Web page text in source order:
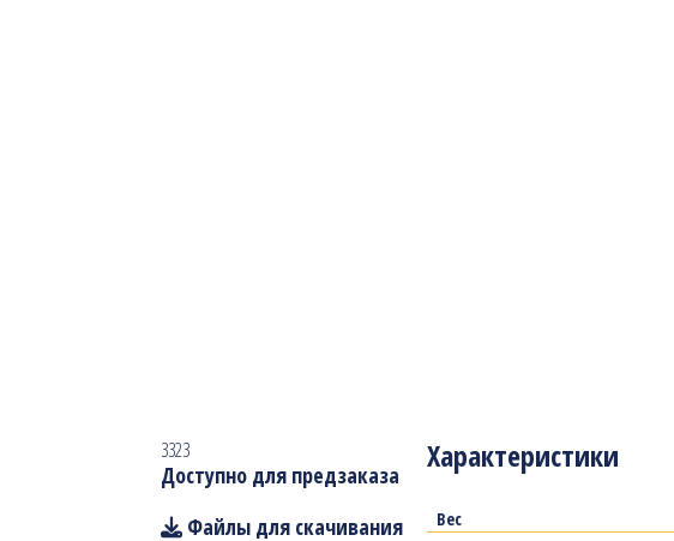
Характеристики
Вес
3323
Доступно для предзаказа
Файлы для скачивания